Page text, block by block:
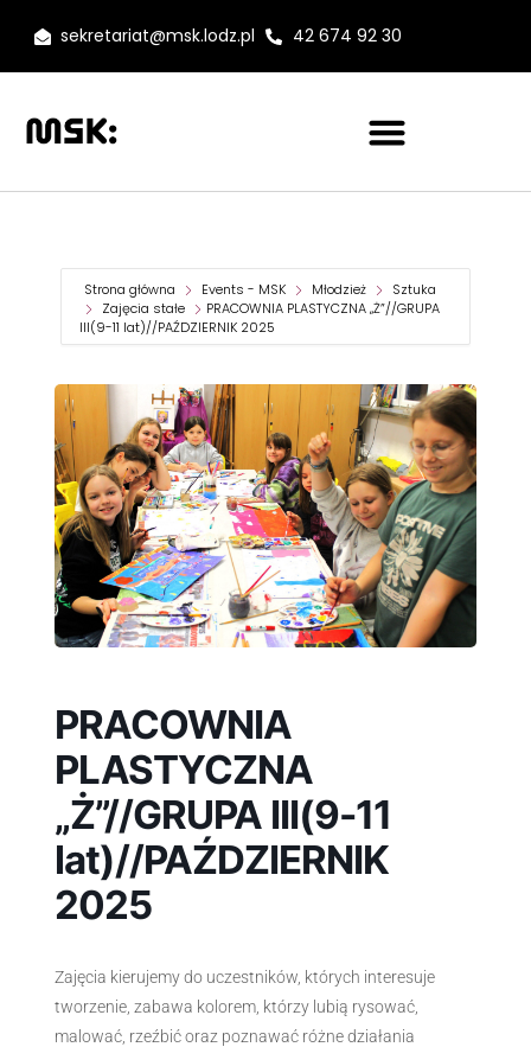
sekretariat@msk.lodz.pl 42 674 92 30
Strona główna Events - MSK Młodzież
Sztuka
Zajęcia stałe
PRACOWNIA PLASTYCZNA „Ż”//GRUPA
III(9-11 lat)//PAŹDZIERNIK 2025
PRACOWNIA
PLASTYCZNA
„Ż”//GRUPA III(9-11
lat)//PAŹDZIERNIK
2025
Zajęcia kierujemy do uczestników, których interesuje
tworzenie, zabawa kolorem, którzy lubią rysować,
malować, rzeźbić oraz poznawać różne działania